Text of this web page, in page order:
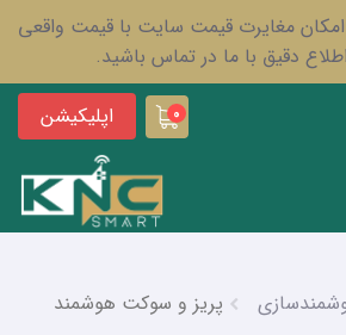
امکان مغایرت قیمت سایت با قیمت واقعی
دقیق با ما در تماس باشید.
0 اپلیکیشن
پریز و سوکت هوشمند